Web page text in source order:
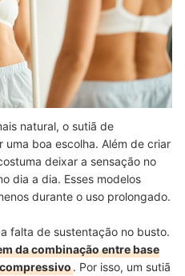
natural, o sutiã de
boa escolha. Além de criar
deixar a sensação no
dia a dia. Esses modelos
durante o uso prolongado.
falta de sustentação no busto.
da combinação entre base
. Por isso, um sutiã